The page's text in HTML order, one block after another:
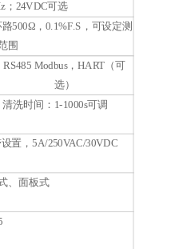
；24VDC可选
500Ω，0.1%F.S，可设定测
围
RS485 Modbus，HART（可
选）
洗时间：1-1000s可调
置，5A/250VAC/30VDC
、面板式